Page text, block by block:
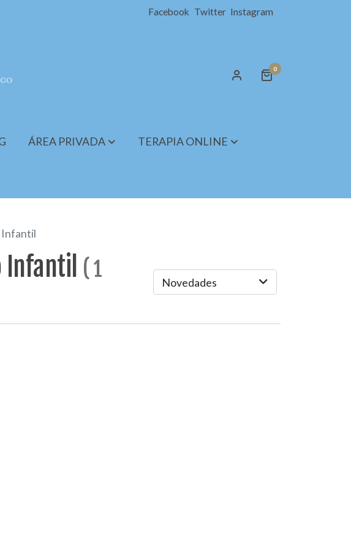
Facebook Twitter Instagram
0
ÁREA PRIVADA TERAPIA ONLINE
Infantil
Infantil (1
Novedades